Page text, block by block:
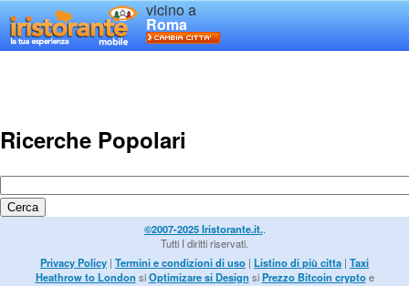
vicino a
Roma
Ricerche Popolari
©2007-2025 Iristorante.it..
Tutti I diritti riservati.
Privacy Policy | Termini e condizioni di uso | Listino di più citta | Taxi
Heathrow to London siOptimizare si Design siPrezzo Bitcoin cryptoe